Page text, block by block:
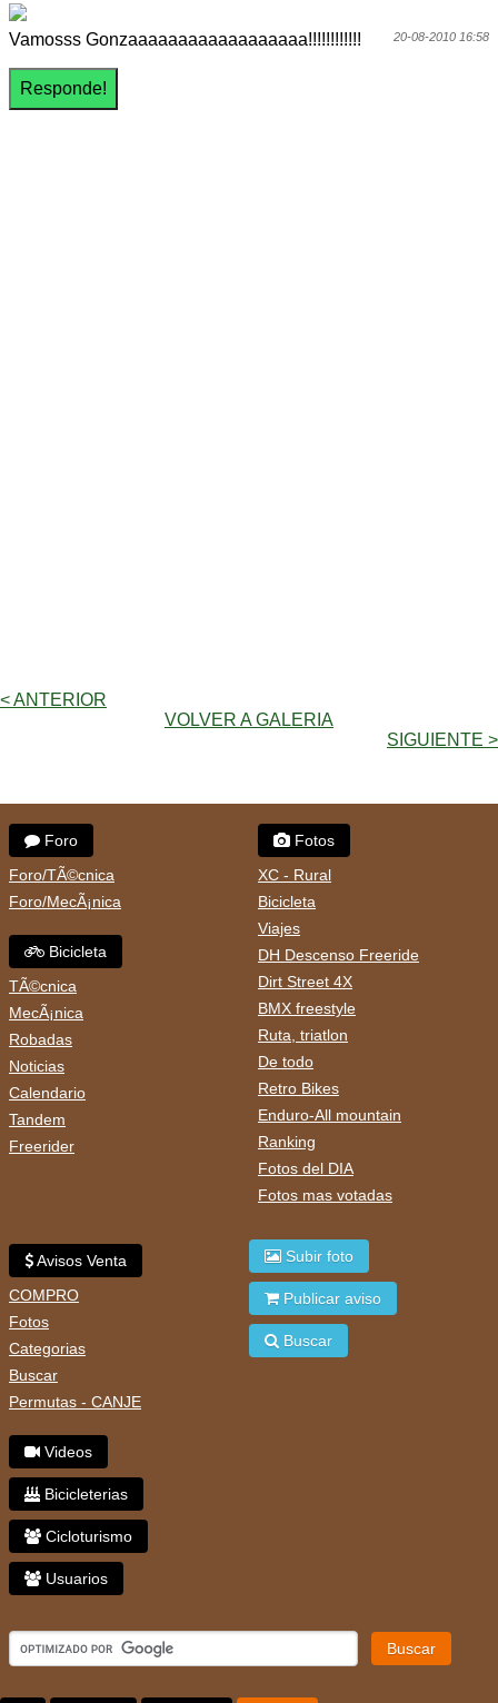
20-08-2010 16:58
Vamosss Gonzaaaaaaaaaaaaaaaaaa!!!!!!!!!!!!
< ANTERIOR
VOLVER A GALERIA
SIGUIENTE >
Foro
Foro/TÃ©cnica
Foro/MecÃ¡nica
Bicicleta
TÃ©cnica
MecÃ¡nica
Robadas
Noticias
Calendario
Tandem
Freerider
Fotos
XC - Rural
Bicicleta
Viajes
DH Descenso Freeride
Dirt Street 4X
BMX freestyle
Ruta, triatlon
De todo
Retro Bikes
Enduro-All mountain
Ranking
Fotos del DIA
Fotos mas votadas
Avisos Venta
COMPRO
Fotos
Categorias
Buscar
Permutas - CANJE
Videos
Bicicleterias
Cicloturismo
Usuarios
Subir foto
Publicar aviso
Buscar
Buscar